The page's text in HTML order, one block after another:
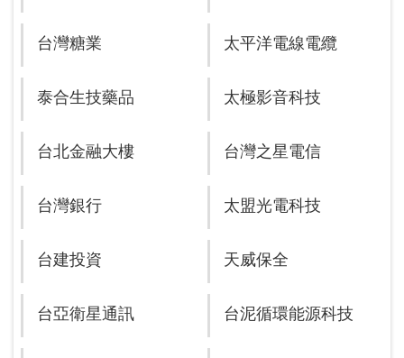
台灣糖業 太平洋電線電纜
泰合生技藥品 太極影音科技
台北金融大樓 台灣之星電信
台灣銀行 太盟光電科技
台建投資 天威保全
台亞衛星通訊 台泥循環能源科技